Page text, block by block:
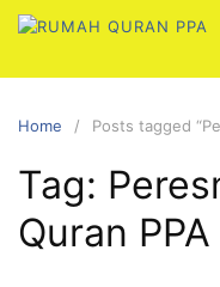
Skip
content
Home Posts tagged
Tag:
Quran